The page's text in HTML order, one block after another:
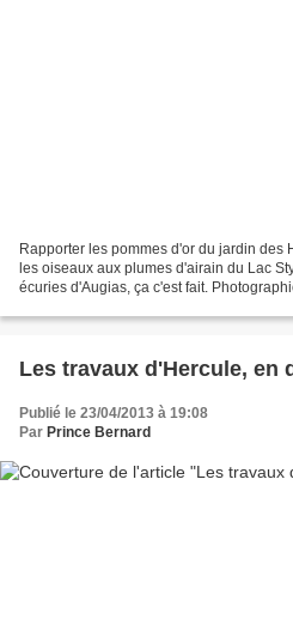
Rapporter les pommes d'or du jardin des
les oiseaux aux plumes d'airain du Lac
écuries d'Augias, ça c'est fait.
Les travaux d'Hercule, en
Publié le 23/04/2013 à 19:08
Par Prince Bernard